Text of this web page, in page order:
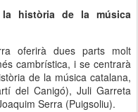
història de la música
oferirà dues parts molt
cambrística, i se centrarà
de la música catalana,
del Canigó), Juli Garreta
Serra (Puigsoliu).